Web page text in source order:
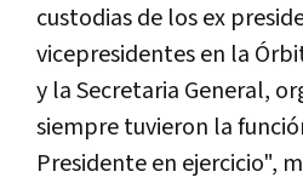
custodias de los ex
vicepresidentes en la
y la Secretaria General,
siempre tuvieron la
Presidente en ejercicio",